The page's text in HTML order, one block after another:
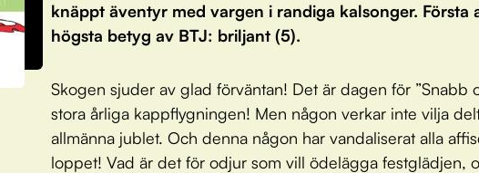
knäppt äventyr med vargen i randiga kalsonger. Första
högsta betyg av BTJ: briljant (5).
Skogen sjuder av glad förväntan! Det är dagen för ”Snabb
stora årliga kappflygningen! Men någon verkar inte vilja
allmänna jublet. Och denna någon har vandaliserat alla
loppet! Vad är det för odjur som vill ödelägga festglädjen,